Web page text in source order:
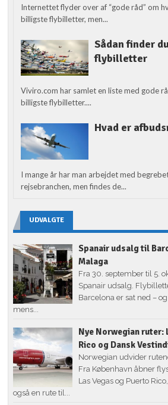
Internettet flyder over af “gode råd” om
billigste flybilletter, men...
Sådan finder
flybilletter
Viviro.com har samlet en liste med gode
billigste flybilletter....
Hvad er
I mange år har man arbejdet med
rejsebranchen, men findes de...
UDVALGTE
Spanair udsalg til
Malaga
Fra 30. september til 5.
Spanair udsalg.
Barcelona er sat ned –
mens...
Nye Norwegian ruter:
Rico og Dansk
Norwegian udvider
Fra København åbner
Las Vegas og Puerto
også en rute til...